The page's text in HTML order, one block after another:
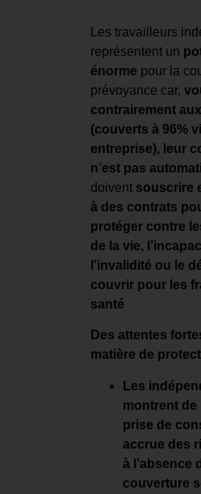
Les travailleurs
représentent un
énorme pour la
prévoyance car,
contrairement
(couverts à 96%
entreprise), leur
n’est pas
doivent souscrire
à des contrats
protéger contre
de la vie,
l’invalidité ou le
couvrir pour les
santé
Des attentes
matière de
Les
montrent de
prise de
accrue des
à l’absence
couverture